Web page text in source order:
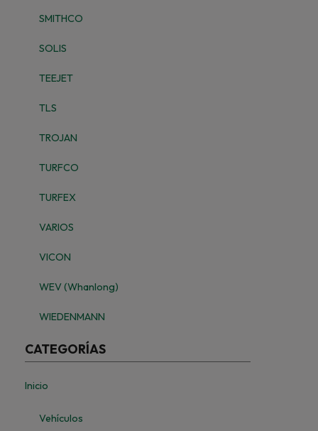
SMITHCO
SOLIS
TEEJET
TLS
TROJAN
TURFCO
TURFEX
VARIOS
VICON
WEV (Whanlong)
WIEDENMANN
CATEGORÍAS
Inicio
Vehículos